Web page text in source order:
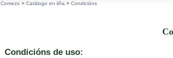
Comezo > Catálogo en liña > Condicións
Condicións de uso: